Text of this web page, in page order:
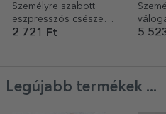
Személyre szabott
eszpresszós csésze
szöveggel - Legend
2 721 Ft 5
Legújabb termékek ...